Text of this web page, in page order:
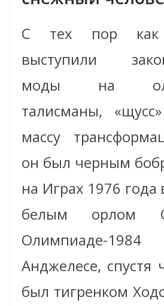
С тех пор как
выступили
моды на
талисманы,
массу
он был черным
на Играх 1976
белым орлом
Олимпиаде-
Анджелесе, спустя
был тигренком